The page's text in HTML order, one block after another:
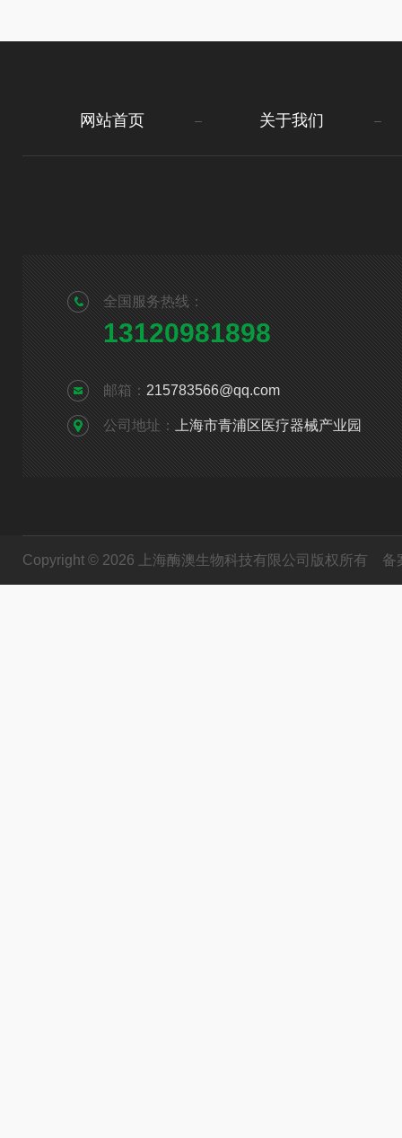
网站首页 关于我们
全国服务热线：
13120981898
邮箱： 215783566@qq.com
公司地址： 上海市青浦区医疗器械产业园
Copyright © 2026 上海酶澳生物科技有限公司版权所有 备